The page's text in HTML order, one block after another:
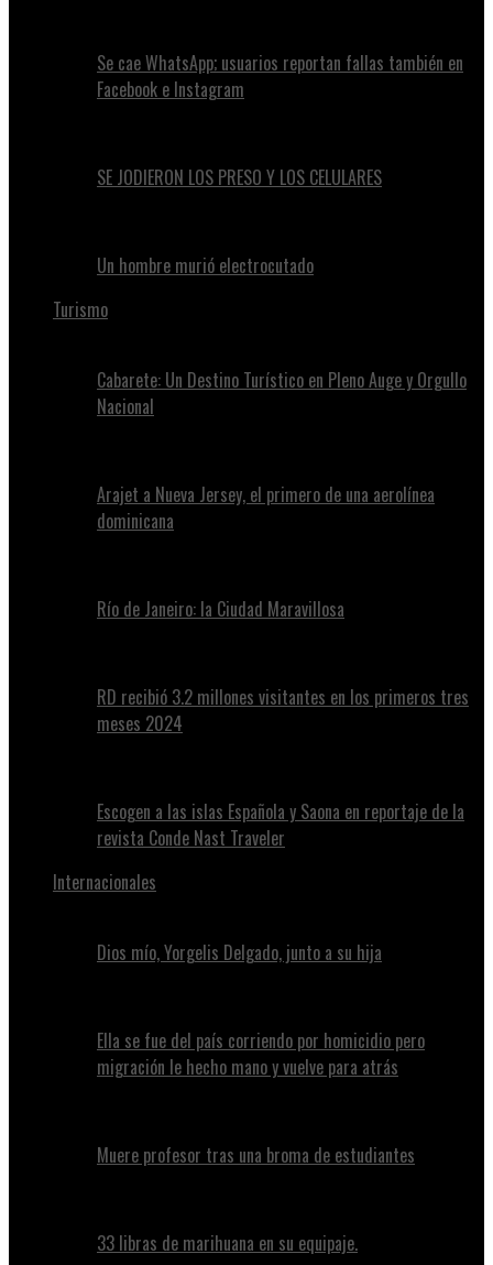
Se cae WhatsApp; usuarios reportan fallas también en
Facebook e Instagram
SE JODIERON LOS PRESO Y LOS CELULARES
Un hombre murió electrocutado
Turismo
Cabarete: Un Destino Turístico en Pleno Auge y Orgullo
Nacional
Arajet a Nueva Jersey, el primero de una aerolínea
dominicana
Río de Janeiro: la Ciudad Maravillosa
RD recibió 3.2 millones visitantes en los primeros tres
meses 2024
Escogen a las islas Española y Saona en reportaje de la
revista Conde Nast Traveler
Internacionales
Dios mío, Yorgelis Delgado, junto a su hija
Ella se fue del país corriendo por homicidio pero
migración le hecho mano y vuelve para atrás
Muere profesor tras una broma de estudiantes
33 libras de marihuana en su equipaje.